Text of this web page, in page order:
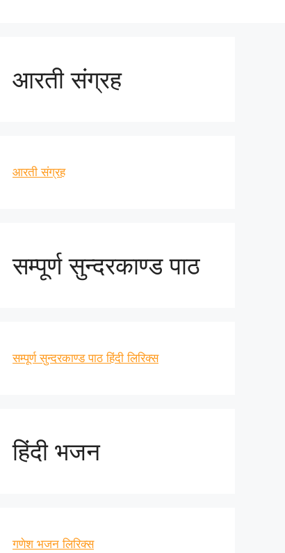
आरती संग्रह
आरती संग्रह
सम्पूर्ण सुन्दरकाण्ड पाठ
सम्पूर्ण सुन्दरकाण्ड पाठ हिंदी लिरिक्स
हिंदी भजन
गणेश भजन लिरिक्स